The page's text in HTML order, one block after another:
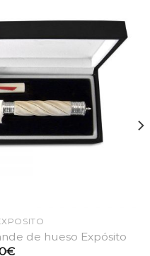
de hueso Expósito
€